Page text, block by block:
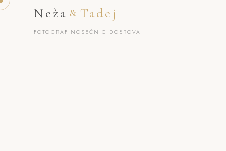
Neža & Tadej
FOTOGRAF NOSEČNIC DOBROVA